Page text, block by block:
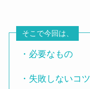
そこで今回は、
・必要なもの
・失敗しないコツ